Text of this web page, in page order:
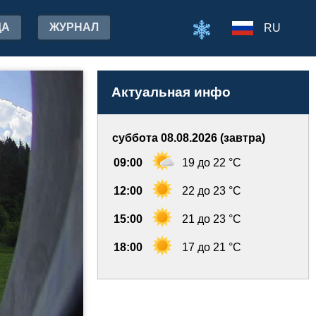
ЖУРНАЛ RU
Актуальная инфо
суббота 08.08.2026 (завтра)
09:00 19 до 22 °C
12:00 22 до 23 °C
15:00 21 до 23 °C
18:00 17 до 21 °C